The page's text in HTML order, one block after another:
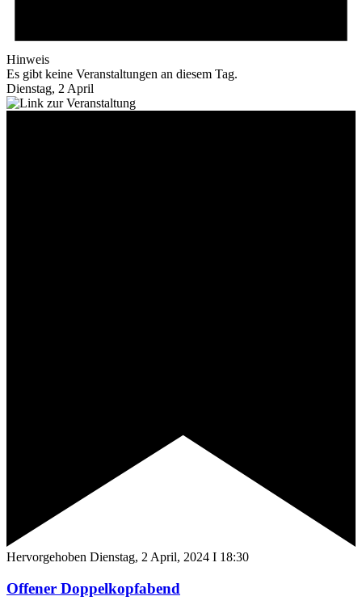
Hinweis
Es gibt keine Veranstaltungen an diesem Tag.
Dienstag, 2 April
Hervorgehoben Dienstag, 2 April, 2024 I 18:30
Offener Doppelkopfabend